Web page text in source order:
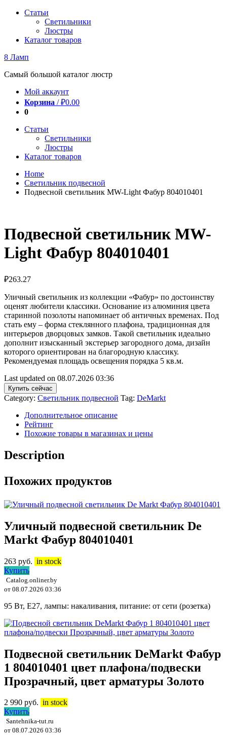
Перейти
содержимому
Статьи
Светильники
Люстры
Каталог товаров
8 Ламп
Самый большой каталог люстр
Мой аккаунт
Корзина /₽0.00
0
Статьи
Светильники
Люстры
Каталог товаров
Home
Светильник подвесной
Подвесной светильник MW-Light Фабур 804010401
Подвесной светильник MW-
Light Фабур 804010401
₽263.27
Уличный светильник из коллекции «Фабур» по достоинству
оценят любители классики. Основание из алюминия цвета
старинной позолоты напоминает об античных временах. Под
стать ему – форма стеклянного плафона, традиционная для
интерьеров дворцовых замков. Такой светильник идеально
дополнит изысканный экстерьер загородного дома, дизайн
которого ориентирован на благородную классику.
Рекомендуемая площадь освещения порядка 5 кв.м.
Last updated on 08.07.2026 03:36
Купить сейчас
Category: Светильник подвесной Tag: DeMarkt
Дополнительное описание
Рейтинг
Похожие товары в магазинах и цены
Description
Похожих продуктов
Уличный подвесной светильник De
Markt Фабур 804010401
263 руб. in stock
Купить
Catalog.onliner.by
от 08.07.2026 03:36
95 Вт, E27, лампы: накаливания, питание: от сети (розетка)
Подвесной светильник DeMarkt Фабур
1 804010401 цвет плафона/подвески
Прозрачный, цвет арматуры Золото
2 990 руб. in stock
Купить
Santehnika-tut.ru
от 08.07.2026 03:36